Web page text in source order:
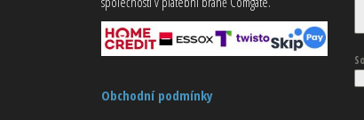
Obchodní podmínky